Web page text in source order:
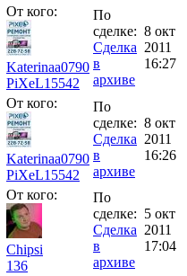
От кого:
Katerinaa0790
PiXeL15542
По
сделке:
Сделка
в
архиве
8 окт
2011
16:27
От кого:
Katerinaa0790
PiXeL15542
По
сделке:
Сделка
в
архиве
8 окт
2011
16:26
От кого:
Chipsi
136
По
сделке:
Сделка
в
архиве
5 окт
2011
17:04